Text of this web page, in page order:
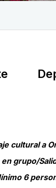
cultural a
en grupo/
6